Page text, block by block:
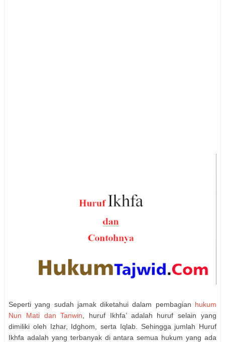
Seperti yang sudah jamak diketahui dalam pembagian hukum
Nun Mati dan Tanwin , huruf Ikhfa’ adalah huruf selain yang
dimiliki oleh Izhar, Idghom, serta Iqlab. Sehingga jumlah Huruf
Ikhfa adalah yang terbanyak di antara semua hukum yang ada